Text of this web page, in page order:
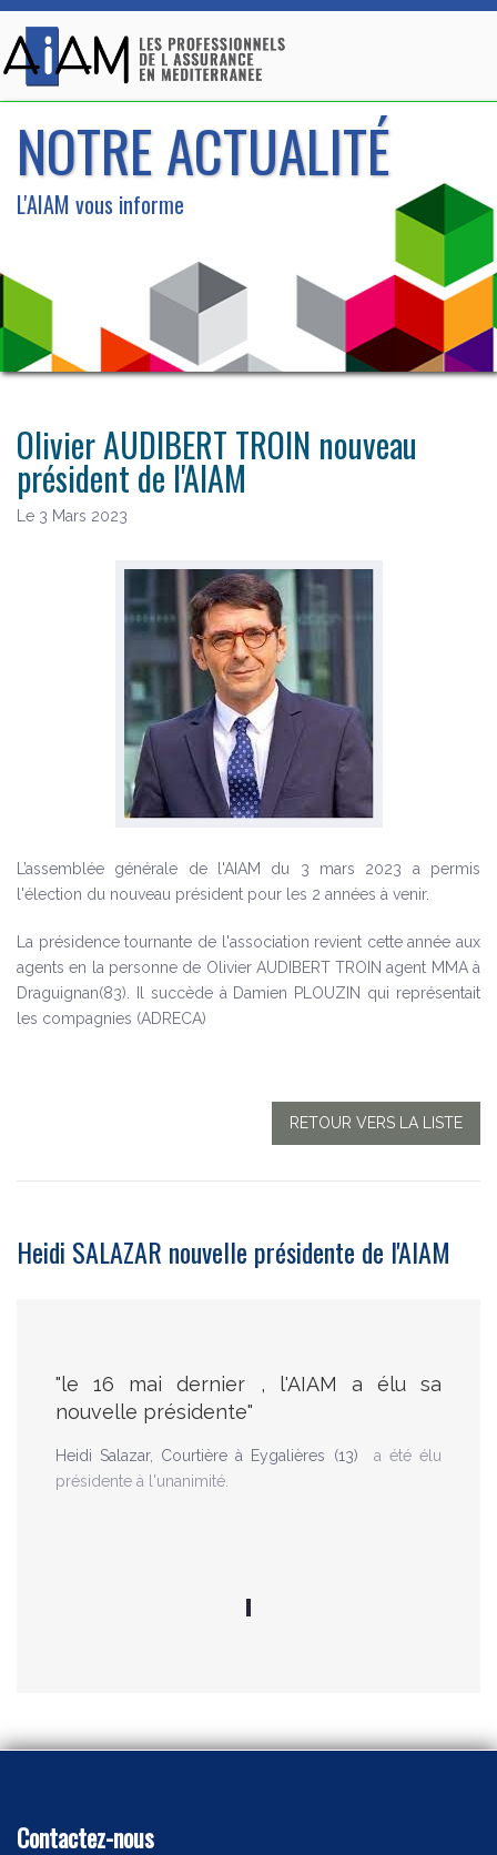
NOTRE ACTUALITÉ
L'AIAM vous informe
Olivier AUDIBERT TROIN nouveau
président de l'AIAM
Le 3 Mars 2023
L’assemblée générale de l'AIAM du 3 mars 2023 a permis
l'élection du nouveau président pour les 2 années à venir.
La présidence tournante de l'association revient cette année aux
agents en la personne de Olivier AUDIBERT TROIN agent MMA à
Draguignan(83). Il succède à Damien PLOUZIN qui représentait
les compagnies (ADRECA)
RETOUR VERS LA LISTE
Heidi SALAZAR nouvelle présidente de l'AIAM
"le 16 mai dernier , l'AIAM a élu sa
nouvelle présidente"
Heidi Salazar, Courtière à Eygalières (13)
a été élu
présidente à l'unanimité.
Contactez-nous